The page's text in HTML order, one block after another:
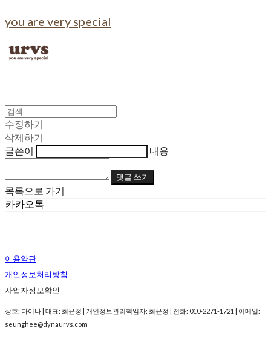
you are very special
수정하기
삭제하기
글쓴이
내용
댓글 쓰기
목록으로 가기
카카오톡
이용약관
개인정보처리방침
사업자정보확인
상호: 다이나 | 대표: 최윤정 | 개인정보관리책임자: 최윤정 | 전화: 010-2271-1721 | 이메일:
seunghee@dynaurvs.com